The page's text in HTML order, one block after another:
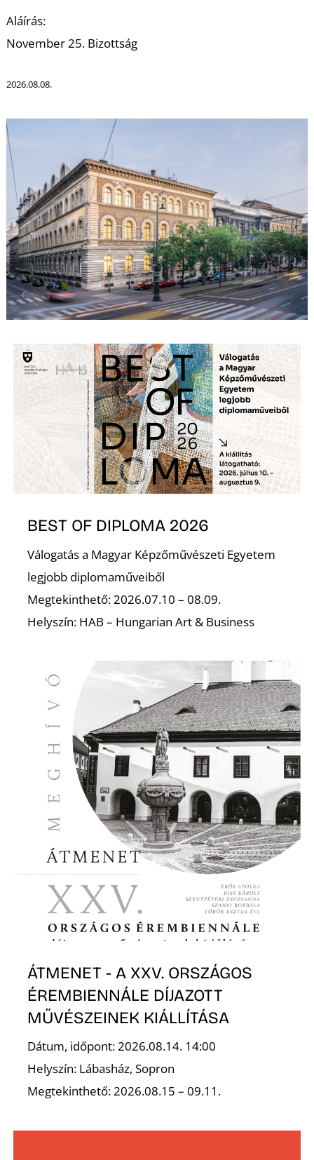
Aláírás:
November 25. Bizottság
2026.08.08.
BEST OF DIPLOMA 2026
Válogatás a Magyar Képzőművészeti Egyetem
legjobb diplomaműveiből
Megtekinthető: 2026.07.10 – 08.09.
Helyszín: HAB – Hungarian Art & Business
ÁTMENET - A XXV. ORSZÁGOS
ÉREMBIENNÁLE DÍJAZOTT
MŰVÉSZEINEK KIÁLLÍTÁSA
Dátum, időpont: 2026.08.14. 14:00
Helyszín: Lábasház, Sopron
Megtekinthető: 2026.08.15 – 09.11.